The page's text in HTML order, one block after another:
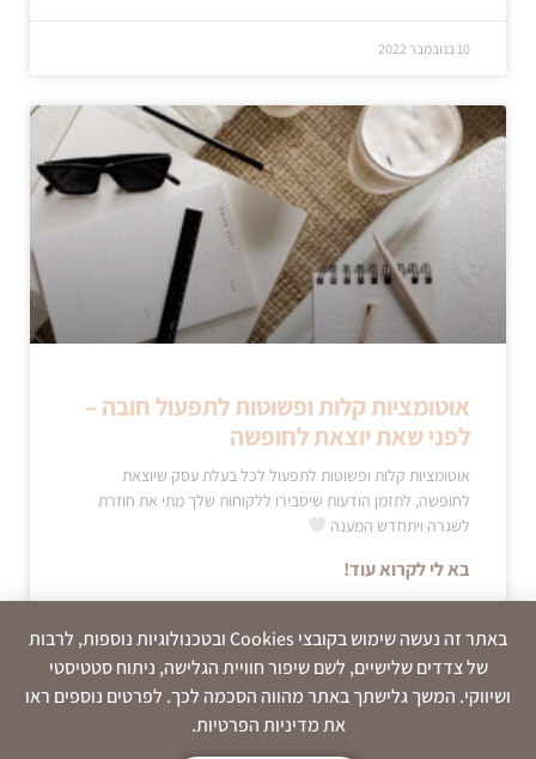
10 בנובמבר 2022
אוטומציות קלות ופשוטות לתפעול חובה –
לפני שאת יוצאת לחופשה
אוטומציות קלות ופשוטות לתפעול לכל בעלת עסק שיוצאת
לחופשה, לתזמן הודעות שיסבירו ללקוחות שלך מתי את חוזרת
לשגרה ויתחדש המענה
בא לי לקרוא עוד!
« עמוד קודם 1
2
3
4
5 עמוד הבא »
באתר זה נעשה שימוש בקובצי Cookies ובטכנולוגיות נוספות, לרבות
של צדדים שלישיים, לשם שיפור חוויית הגלישה, ניתוח סטטיסטי
ושיווקי. המשך גלישתך באתר מהווה הסכמה לכך. לפרטים נוספים ראו
את מדיניות הפרטיות.